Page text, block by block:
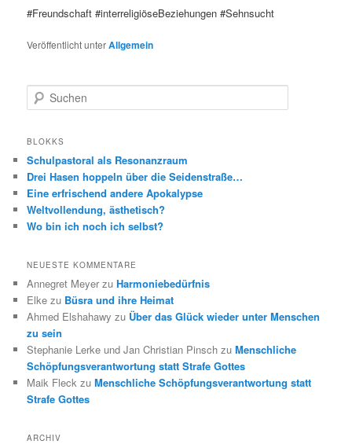
#Freundschaft #interreligiöseBeziehungen #Sehnsucht
Veröffentlicht unterAllgemein
u
h
n
BLOKKS
Schulpastoral als Resonanzraum
Drei Hasen hoppeln über die Seidenstraße…
Eine erfrischend andere Apokalypse
Weltvollendung, ästhetisch?
Wo bin ich noch ich selbst?
NEUESTE KOMMENTARE
Annegret Meyer zuHarmoniebedürfnis
Elke zu Büsra und ihre Heimat
Ahmed Elshahawy zu Über das Glück wieder unter Menschen
zu sein
Stephanie Lerke und Jan Christian Pinsch zuMenschliche
Schöpfungsverantwortung statt Strafe Gottes
Maik Fleck zuMenschliche Schöpfungsverantwortung statt
Strafe Gottes
ARCHIV